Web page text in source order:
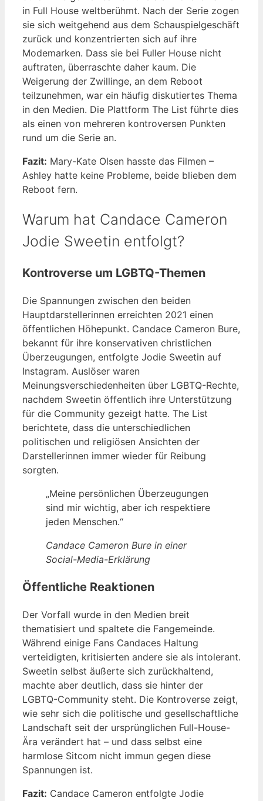
in Full House weltberühmt. Nach der Serie zogen
sie sich weitgehend aus dem Schauspielgeschäft
zurück und konzentrierten sich auf ihre
Modemarken. Dass sie bei Fuller House nicht
auftraten, überraschte daher kaum. Die
Weigerung der Zwillinge, an dem Reboot
teilzunehmen, war ein häufig diskutiertes Thema
in den Medien. Die Plattform The List führte dies
als einen von mehreren kontroversen Punkten
rund um die Serie an.
Fazit: Mary-Kate Olsen hasste das Filmen –
Ashley hatte keine Probleme, beide blieben dem
Reboot fern.
Warum hat Candace Cameron
Jodie Sweetin entfolgt?
Kontroverse um LGBTQ-Themen
Die Spannungen zwischen den beiden
Hauptdarstellerinnen erreichten 2021 einen
öffentlichen Höhepunkt. Candace Cameron Bure,
bekannt für ihre konservativen christlichen
Überzeugungen, entfolgte Jodie Sweetin auf
Instagram. Auslöser waren
Meinungsverschiedenheiten über LGBTQ-Rechte,
nachdem Sweetin öffentlich ihre Unterstützung
für die Community gezeigt hatte. The List
berichtete, dass die unterschiedlichen
politischen und religiösen Ansichten der
Darstellerinnen immer wieder für Reibung
sorgten.
„Meine persönlichen Überzeugungen
sind mir wichtig, aber ich respektiere
jeden Menschen.“
Candace Cameron Bure in einer
Social-Media-Erklärung
Öffentliche Reaktionen
Der Vorfall wurde in den Medien breit
thematisiert und spaltete die Fangemeinde.
Während einige Fans Candaces Haltung
verteidigten, kritisierten andere sie als intolerant.
Sweetin selbst äußerte sich zurückhaltend,
machte aber deutlich, dass sie hinter der
LGBTQ-Community steht. Die Kontroverse zeigt,
wie sehr sich die politische und gesellschaftliche
Landschaft seit der ursprünglichen Full-House-
Ära verändert hat – und dass selbst eine
harmlose Sitcom nicht immun gegen diese
Spannungen ist.
Fazit: Candace Cameron entfolgte Jodie